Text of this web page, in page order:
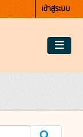
เข้าสู่ระบบ